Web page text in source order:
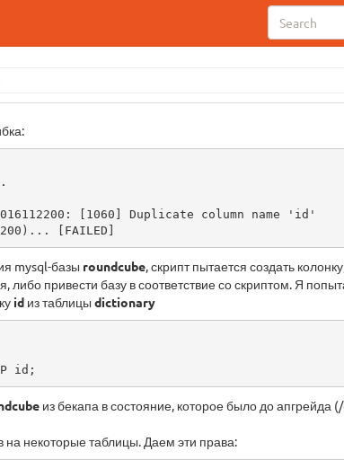
[1060] Duplicate column name 'id'
[FAILED]
mysql-базы roundcube, скрипт пытается создать
привести базу в соответствие со скриптом. Я
id из таблицы dictionary
id;
из бекапа в состояние, которое было до
на некоторые таблицы. Даем эти права: